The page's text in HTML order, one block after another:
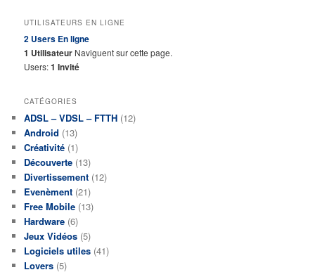
UTILISATEURS EN LIGNE
2 Users En ligne
1 Utilisateur Naviguent sur cette page.
Users:1 Invité
CATÉGORIES
ADSL – VDSL – FTTH (12)
Android (13)
Créativité (1)
Découverte (13)
Divertissement (12)
Evenèment (21)
Free Mobile (13)
Hardware (6)
Jeux Vidéos (5)
Logiciels utiles (41)
Lovers (5)